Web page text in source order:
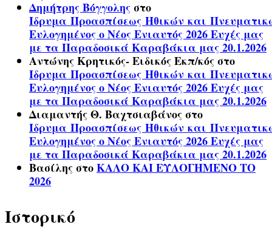
Δημήτρης Βόγγοληςστο
Ίδρυμα Προασπίσεως Ηθικών και
Ευλογημένος ο Νέος Ενιαυτός 2026 Ευχές μας
με τα Παραδοσικά Καραβάκια μας 20.1.2026
Αντώνης Κρητικός- Ειδικός Εκπ/κόςστο
Ίδρυμα Προασπίσεως Ηθικών και
Ευλογημένος ο Νέος Ενιαυτός 2026 Ευχές μας
με τα Παραδοσικά Καραβάκια μας 20.1.2026
Διαμαντής Θ. Βαχτσιαβάνοςστο
Ίδρυμα Προασπίσεως Ηθικών και
Ευλογημένος ο Νέος Ενιαυτός 2026 Ευχές μας
με τα Παραδοσικά Καραβάκια μας 20.1.2026
ΒασίληςστοΚΑΛΟ ΚΑΙ ΕΥΛΟΓΗΜΕΝΟ ΤΟ
2026
Ιστορικό